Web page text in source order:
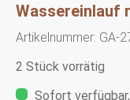
Wassereinlauf
Artikelnummer: GA-
2 Stück vorrätig
Sofort